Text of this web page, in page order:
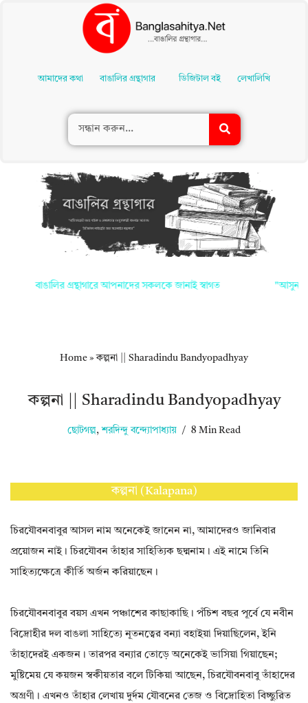
Contentআমাদের কথা বাঙালির গ্রন্থাগার ডিজিটাল বই লেখালিখি
গ্রন্থাগারে আপনাদের সকলকে জানাই স্বাগত "আসুন শুরু করি সবাই
Home »কল্পনা || Sharadindu Bandyopadhyay
কল্পনা || Sharadindu Bandyopadhyay
ছোটগল্প , শরদিন্দু বন্দ্যোপাধ্যায় 8 Min Read
কল্পনা (Kalapana)
চিরযৌবনবাবুর আসল নাম অনেকেই জানেন না, আমাদেরও জানিবার
প্রয়োজন নাই। চিরযৌবন তাঁহার সাহিত্যিক ছদ্মনাম। এই নামে তিনি
সাহিত্যক্ষেত্রে কীর্তি অর্জন করিয়াছেন।
চিরযৌবনবাবুর বয়স এখন পঞ্চাশের কাছাকাছি। পঁচিশ বছর পূর্বে যে নবীন
বিদ্রোহীর দল বাঙলা সাহিত্যে নূতনত্বের বন্যা বহাইয়া দিয়াছিলেন, ইনি
তাঁহাদেরই একজন। তারপর বন্যার তোড়ে অনেকেই ভাসিয়া গিয়াছেন;
মুষ্টিমেয় যে কয়জন স্বকীয়তার বলে টিকিয়া আছেন, চিরযৌবনবাবু তাঁহাদের
অগ্রণী। এখনও তাঁহার লেখায় দুর্দম যৌবনের তেজ ও বিদ্রোহিতা বিচ্ছুরিত